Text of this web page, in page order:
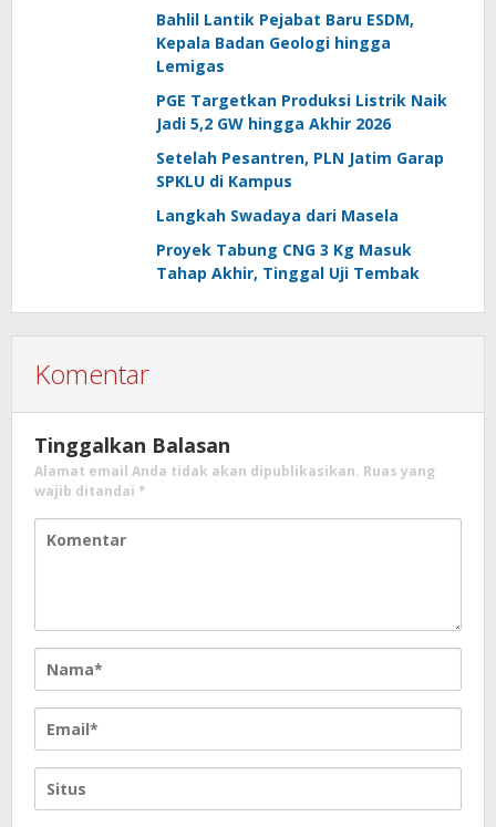
Bahlil Lantik Pejabat Baru ESDM,
Kepala Badan Geologi hingga
Lemigas
PGE Targetkan Produksi Listrik Naik
Jadi 5,2 GW hingga Akhir 2026
Setelah Pesantren, PLN Jatim Garap
SPKLU di Kampus
Langkah Swadaya dari Masela
Proyek Tabung CNG 3 Kg Masuk
Tahap Akhir, Tinggal Uji Tembak
Komentar
Tinggalkan Balasan
Alamat email Anda tidak akan dipublikasikan. Ruas yang
wajib ditandai *